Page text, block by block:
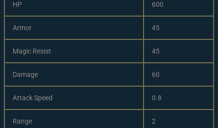
HP 600
Armor 45
Magic Resist 45
Damage 60
Attack Speed 0.8
Range 2